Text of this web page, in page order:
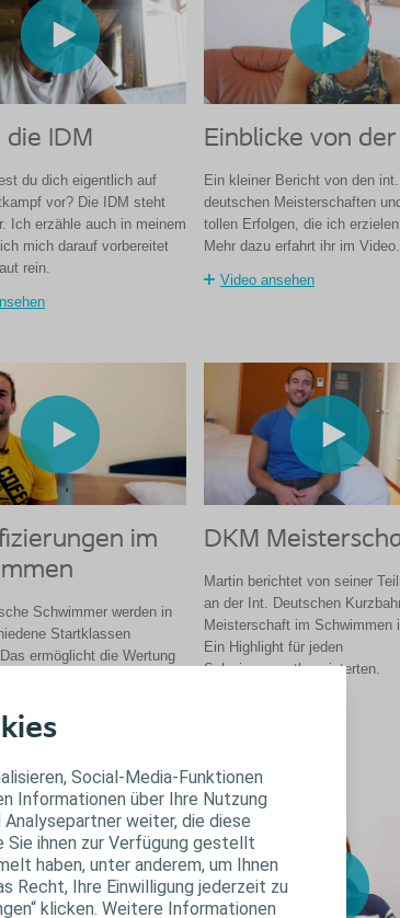
Social-Media-Funktionen
Informationen über Ihre Nutzung
weiter, die diese
Sie ihnen zur Verfügung gestellt
haben, unter anderem, um Ihnen
Recht, Ihre Einwilligung jederzeit zu
klicken. Weitere Informationen
die IDM
du dich eigentlich auf
vor? Die IDM steht
Ich erzähle auch in meinem
mich darauf vorbereitet
rein.
Einblicke von
Ein kleiner Bericht von den int.
deutschen Meisterschaften
tollen Erfolgen, die ich
Mehr dazu erfahrt ihr im Video.
Video ansehen
im
Schwimmer werden in
Startklassen
ermöglicht die Wertung
Klassifizierung.
DKM
Martin berichtet von seiner
an der Int. Deutschen
Meisterschaft im Schwimmen
Ein Highlight für jeden
Schwimmsportbegeisterten.